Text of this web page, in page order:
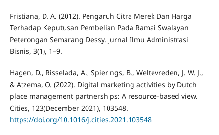
Fristiana, D. A. (2012). Pengaruh Citra Merek Dan Harga
Terhadap Keputusan Pembelian Pada Ramai Swalayan
Peterongan Semarang Dessy. Jurnal Ilmu Administrasi
Bisnis, 3(1), 1–9.
Hagen, D., Risselada, A., Spierings, B., Weltevreden, J. W. J.,
& Atzema, O. (2022). Digital marketing activities by Dutch
place management partnerships: A resource-based view.
Cities, 123(December 2021), 103548.
https://doi.org/10.1016/j.cities.2021.103548